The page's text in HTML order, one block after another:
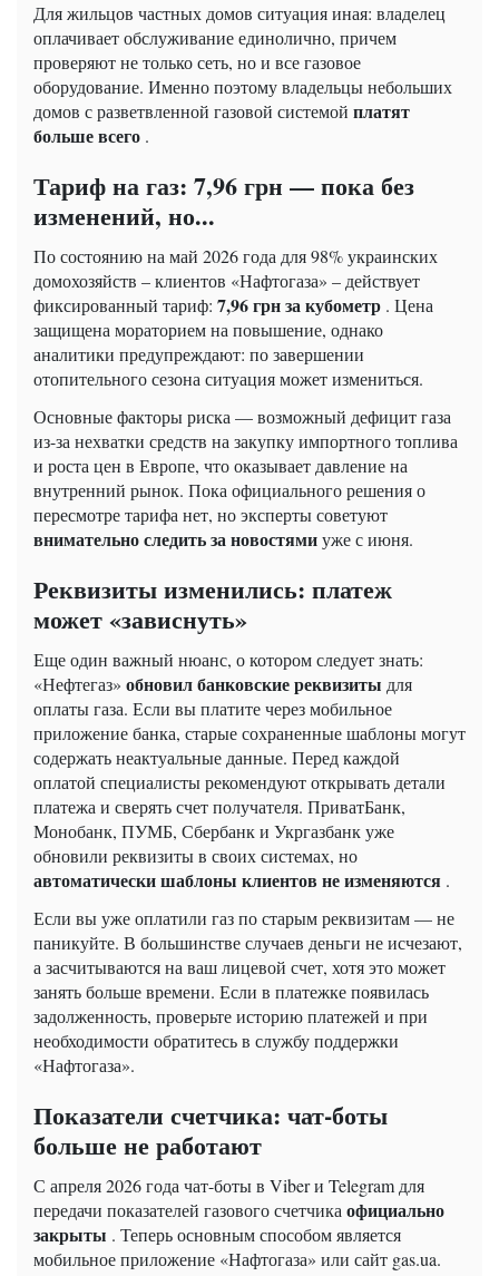
Для жильцов частных домов ситуация иная: владелец
оплачивает обслуживание единолично, причем
проверяют не только сеть, но и все газовое
оборудование. Именно поэтому владельцы небольших
домов с разветвленной газовой системой платят
больше всего .
Тариф на газ: 7,96 грн — пока без
изменений, но...
По состоянию на май 2026 года для 98% украинских
домохозяйств – клиентов «Нафтогаза» – действует
фиксированный тариф: 7,96 грн за кубометр . Цена
защищена мораторием на повышение, однако
аналитики предупреждают: по завершении
отопительного сезона ситуация может измениться.
Основные факторы риска — возможный дефицит газа
из-за нехватки средств на закупку импортного топлива
и роста цен в Европе, что оказывает давление на
внутренний рынок. Пока официального решения о
пересмотре тарифа нет, но эксперты советуют
внимательно следить за новостямиуже с июня.
Реквизиты изменились: платеж
может «зависнуть»
Еще один важный нюанс, о котором следует знать:
«Нефтегаз» обновил банковские реквизиты для
оплаты газа. Если вы платите через мобильное
приложение банка, старые сохраненные шаблоны могут
содержать неактуальные данные. Перед каждой
оплатой специалисты рекомендуют открывать детали
платежа и сверять счет получателя. ПриватБанк,
Монобанк, ПУМБ, Сбербанк и Укргазбанк уже
обновили реквизиты в своих системах, но
автоматически шаблоны клиентов не изменяются .
Если вы уже оплатили газ по старым реквизитам — не
паникуйте. В большинстве случаев деньги не исчезают,
а засчитываются на ваш лицевой счет, хотя это может
занять больше времени. Если в платежке появилась
задолженность, проверьте историю платежей и при
необходимости обратитесь в службу поддержки
«Нафтогаза».
Показатели счетчика: чат-боты
больше не работают
С апреля 2026 года чат-боты в Viber и Telegram для
передачи показателей газового счетчикаофициально
закрыты . Теперь основным способом является
мобильное приложение «Нафтогаза» или сайт gas.ua.